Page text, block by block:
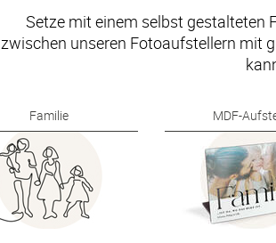
Setze mit einem selbst gestalteten
zwischen unseren Fotoaufstellern mit
Familie MDF-